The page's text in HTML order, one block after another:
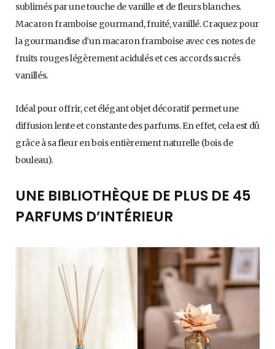
sublimés par une touche de vanille et de fleurs blanches.
Macaron framboise gourmand, fruité, vanillé. Craquez pour
la gourmandise d’un macaron framboise avec ces notes de
fruits rouges légèrement acidulés et ces accords sucrés
vanillés.
Idéal pour offrir, cet élégant objet décoratif permet une
diffusion lente et constante des parfums. En effet, cela est dû
grâce à sa fleur en bois entièrement naturelle (bois de
bouleau).
UNE BIBLIOTHÈQUE DE PLUS DE 45
PARFUMS D’INTÉRIEUR